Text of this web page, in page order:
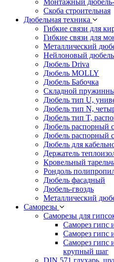
Скоба строительная
Дюбельная техника
Гибкие связи для
Гибкие связи для
Металлический
Нейлоновый дюбель
Дюбель Driva
Дюбель MOLLY
Дюбель Бабочка
Складной
Дюбель тип U,
Дюбель тип N,
Дюбель тип T,
Дюбель распорный
Дюбель распорный
Дюбель для
Держатель
Кровельный
Рондоль
Дюбель фасадный
Дюбель-гвоздь
Металлический
Саморезы
Саморезы для
Саморез гипс
Саморез гипс
Саморез гипс
крупный шаг
DIN 571 глухарь,